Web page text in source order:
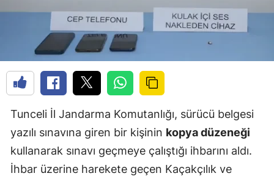
Tunceli İl Jandarma Komutanlığı, sürücü belgesi
yazılı sınavına giren bir kişinin kopya düzeneği
kullanarak sınavı geçmeye çalıştığı ihbarını aldı.
İhbar üzerine harekete geçen Kaçakçılık ve